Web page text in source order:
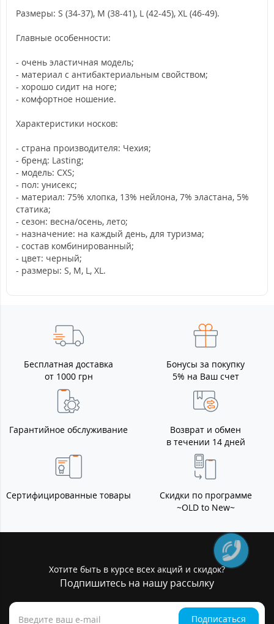
Размеры: S (34-37), M (38-41), L (42-45), XL (46-49).
Главные особенности:
- очень эластичная модель;
- материал с антибактериальным свойством;
- хорошо сидит на ноге;
- комфортное ношение.
Характеристики носков:
- страна производителя: Чехия;
- бренд: Lasting;
- модель: CXS;
- пол: унисекс;
- материал: 75% хлопка, 13% нейлона, 7% эластана, 5%
статика;
- сезон: весна/осень, лето;
- назначение: на каждый день, для туризма;
- состав комбинированный;
- цвет: черный;
- размеры: S, M, L, XL.
Бесплатная доставка
от 1000 грн
Бонусы за покупку
5% на Ваш счет
Гарантийное обслуживание
Возврат и обмен
в течении 14 дней
Сертифицированные товары
Скидки по программе
~OLD to New~
Хотите быть в курсе всех акций и скидок?
Подпишитесь на нашу рассылку
Подписаться